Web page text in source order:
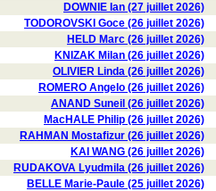
DOWNIE Ian (27 juillet 2026)
TODOROVSKI Goce (26 juillet 2026)
HELD Marc (26 juillet 2026)
KNIZAK Milan (26 juillet 2026)
OLIVIER Linda (26 juillet 2026)
ROMERO Angelo (26 juillet 2026)
ANAND Suneil (26 juillet 2026)
MacHALE Philip (26 juillet 2026)
RAHMAN Mostafizur (26 juillet 2026)
KAI WANG (26 juillet 2026)
RUDAKOVA Lyudmila (26 juillet 2026)
BELLE Marie-Paule (25 juillet 2026)